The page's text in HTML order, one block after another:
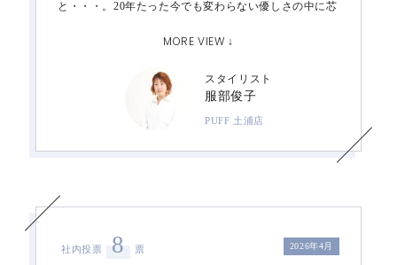
と・・・。20年たった今でも変わらない優しさの中に芯
です。とても嬉しかったです
MORE VIEW ↓
スタイリスト
服部俊子
PUFF 土浦店
2026年4月
社内投票 8 票